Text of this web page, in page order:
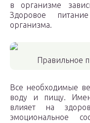
в организме
Здоровое
организма.
Правильное
Все необходимые
воду и пищу.
влияет на
эмоциональное